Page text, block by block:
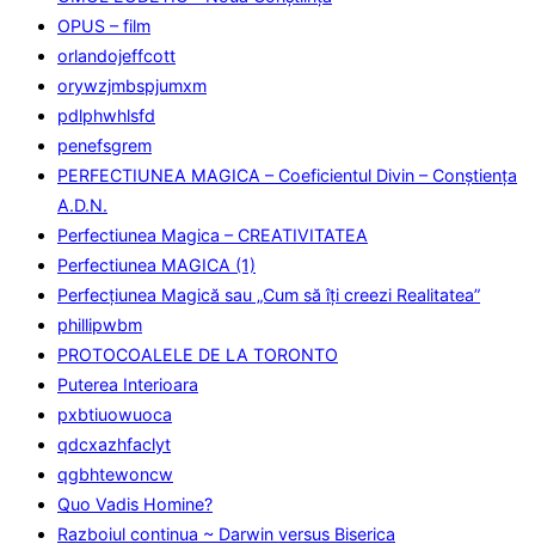
OPUS – film
orlandojeffcott
orywzjmbspjumxm
pdlphwhlsfd
penefsgrem
PERFECTIUNEA MAGICA – Coeficientul Divin – Conștiența
A.D.N.
Perfectiunea Magica – CREATIVITATEA
Perfectiunea MAGICA (1)
Perfecţiunea Magică sau „Cum să îţi creezi Realitatea”
phillipwbm
PROTOCOALELE DE LA TORONTO
Puterea Interioara
pxbtiuowuoca
qdcxazhfaclyt
qgbhtewoncw
Quo Vadis Homine?
Razboiul continua ~ Darwin versus Biserica